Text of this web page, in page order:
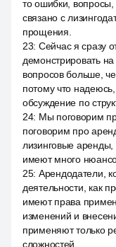
то ошибки,
связано с
прощения.
23: Сейчас я сразу
демонстрировать на
вопросов больше,
потому что
обсуждение по
24: Мы поговорим
поговорим про
лизинговые
имеют много
25: Арендодатели,
деятельности, как
имеют права
изменений и
применяют только
сложностей.